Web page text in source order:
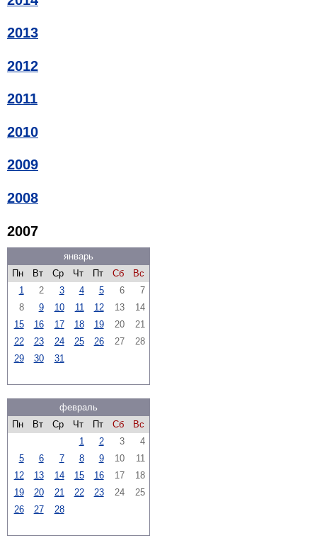
2013
2012
2011
2010
2009
2008
2007
январь
Пн
Вт Ср Чт Пт Сб
Вс
1
2 3 4 5 6
7
8
9 10 11 12 13
14
15
16 17 18 19 20
21
22
23 24 25 26 27
28
29
30 31
февраль
Пн
Вт Ср Чт Пт Сб
Вс
1
2 3
4
5
6 7 8 9 10
11
12
13 14 15 16 17
18
19
20 21 22 23 24
25
26
27 28